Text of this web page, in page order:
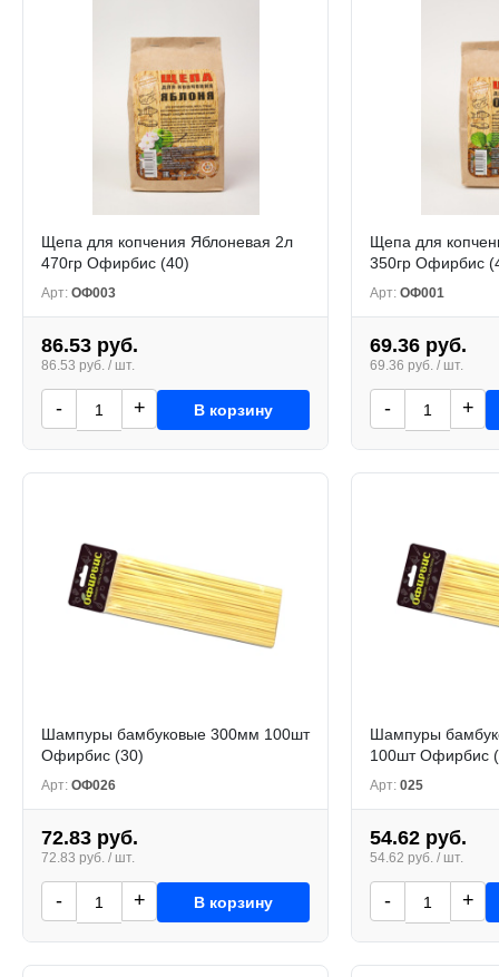
Щепа для копчения Яблоневая 2л
470гр Офирбис (40)
Арт: ОФ003
86.53 руб.
86.53 руб. / шт.
- + В корзину
Щепа для
350гр Офирбис
Арт: ОФ001
69.36 руб.
69.36 руб. / шт.
- +
Шампуры бамбуковые 300мм 100шт
Офирбис (30)
Арт: ОФ026
72.83 руб.
72.83 руб. / шт.
- + В корзину
Шампуры
100шт Офирбис
Арт: 025
54.62 руб.
54.62 руб. / шт.
- +